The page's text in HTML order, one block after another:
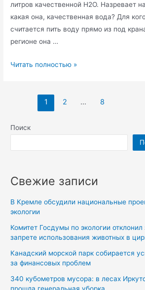
литров качественной H2O. Назревает
какая она, качественная вода? Для
считается пить воду прямо из под
регионе она …
Волшебный
о
для
Читать полностью »
1 2 … 8
Поиск
Свежие записи
В Кремле обсудили национальные
экологии
Комитет Госдумы по экологии отклонил
запрете использования животных в
Канадский морской парк собирается
за финансовых проблем
340 кубометров мусора: в лесах
прошла генеральная уборка